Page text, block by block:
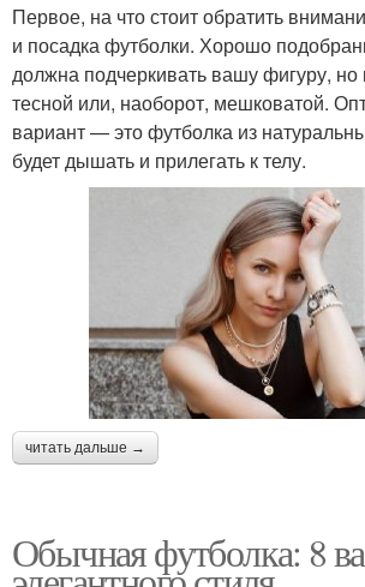
Первое, на что стоит обратить
и посадка футболки. Хорошо
должна подчеркивать вашу фигуру,
тесной или, наоборот, мешковатой.
вариант — это футболка из
будет дышать и прилегать к телу.
читать дальше →
Обычная футболка: 8